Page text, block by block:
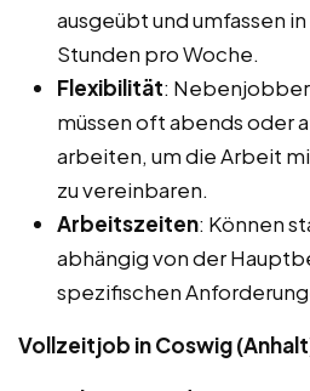
ausgeübt und umfassen
Stunden pro Woche.
Flexibilität: Nebenjobber
müssen oft abends oder
arbeiten, um die Arbeit
zu vereinbaren.
Arbeitszeiten: Können
abhängig von der
spezifischen
Vollzeitjob in Coswig